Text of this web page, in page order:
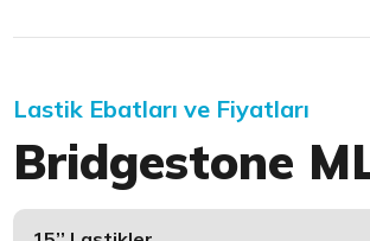
Lastik Ebatları ve Fiyatları
Bridgestone